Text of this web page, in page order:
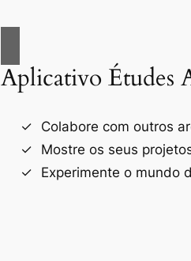
Aplicativo Études
Colabore com outros
Mostre os seus
Experimente o mundo